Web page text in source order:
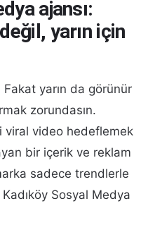
ajansı:
yarın için
yarın da görünür
zorundasın.
viral video hedeflemek
bir içerik ve reklam
sadece trendlerle
Sosyal Medya